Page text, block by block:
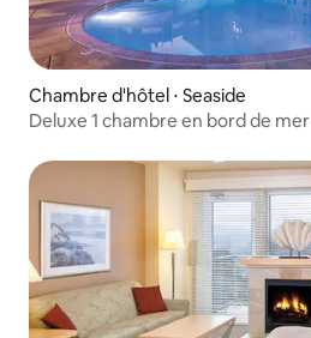
Chambre d'hôtel ⋅ Seaside
Deluxe 1 chambre en bord de mer